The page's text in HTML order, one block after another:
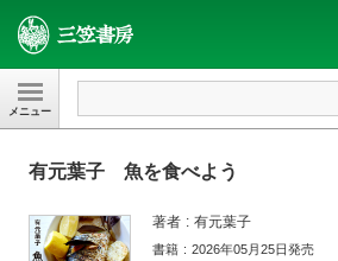
三笠書房
有元葉子 魚を食べよう
著者 有元葉子
書籍
2026年05月25日発売